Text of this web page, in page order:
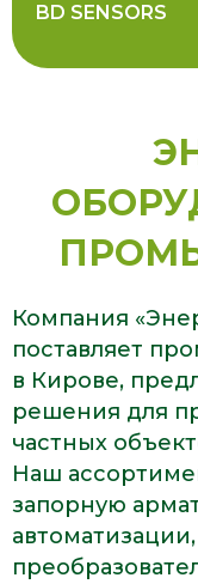
BD SENSORS
Компания
поставляет
в Кирове,
решения для
частных
Наш
запорную